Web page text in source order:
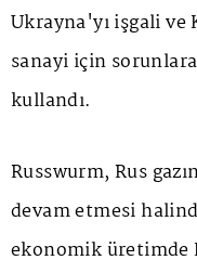
Ukrayna'yı işgali ve
sanayi için
kullandı.
Russwurm, Rus
devam etmesi
ekonomik üretimde